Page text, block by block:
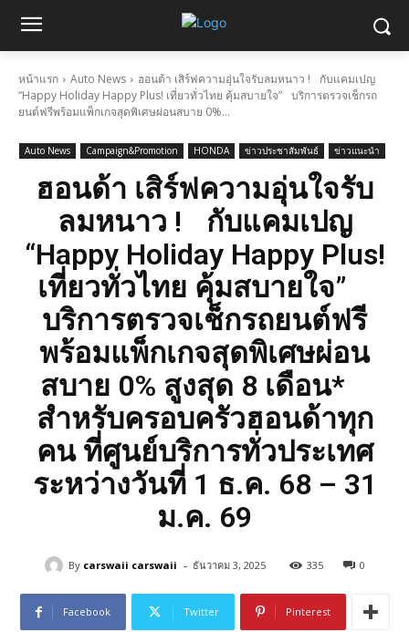
หน้าแรก Auto News
ฮอนด้า เสิร์ฟความอุ่นใจรับลมหนาว ! กับแคมเปญ
“Happy Holiday Happy Plus! เที่ยวทั่วไทย คุ้มสบายใจ” บริการตรวจเช็กรถ
ยนต์ฟรีพร้อมแพ็กเกจสุดพิเศษผ่อนสบาย 0%...
Auto News Campaign&Promotion HONDA ข่าวประชาสัมพันธ์ ข่าวแนะนำ
ฮอนด้า เสิร์ฟความอุ่นใจรับ
ลมหนาว ! กับแคมเปญ
“Happy Holiday Happy Plus!
เที่ยวทั่วไทย คุ้มสบายใจ”
บริการตรวจเช็กรถยนต์ฟรี
พร้อมแพ็กเกจสุดพิเศษผ่อน
สบาย 0% สูงสุด 8 เดือน*
สำหรับครอบครัวฮอนด้าทุก
คน ที่ศูนย์บริการทั่วประเทศ
ระหว่างวันที่ 1 ธ.ค. 68 – 31
ม.ค. 69
By carswaii carswaii - ธันวาคม 3, 2025 335 0
Facebook Twitter Pinterest